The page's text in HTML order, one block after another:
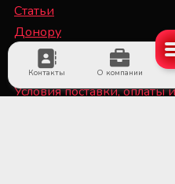
Контакты О компании
Статьи
Донору
Специалисту
Условия поставки, оплаты